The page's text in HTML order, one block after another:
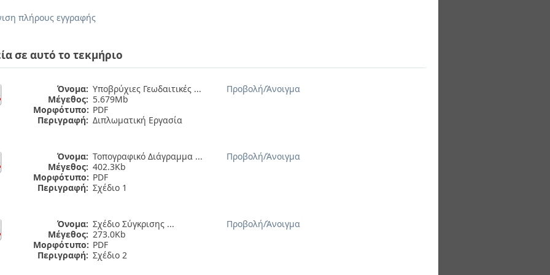
πλήρους εγγραφής
σε αυτό το τεκμήριο
Όνομα: Υποβρύχιες Γεωδαιτικές ...
Μέγεθος: 5.679Mb
Μορφότυπο: PDF
Περιγραφή: Διπλωματική Εργασία
Προβολή/Άνοιγμα
Όνομα: Τοπογραφικό Διάγραμμα ...
Μέγεθος: 402.3Kb
Μορφότυπο: PDF
Περιγραφή: Σχέδιο 1
Προβολή/Άνοιγμα
Όνομα: Σχέδιο Σύγκρισης ...
Μέγεθος: 273.0Kb
Μορφότυπο: PDF
Περιγραφή: Σχέδιο 2
Προβολή/Άνοιγμα